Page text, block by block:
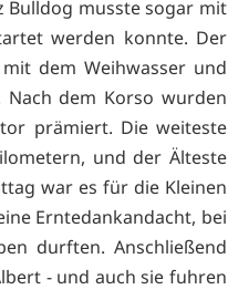
Bulldog musste sogar mit
werden konnte. Der
dem Weihwasser und
dem Korso wurden
prämiert. Die weiteste
und der Älteste
war es für die Kleinen
Erntedankandacht, bei
durften. Anschließend
- und auch sie fuhren